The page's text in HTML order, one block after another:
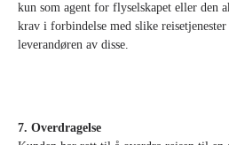
kun som agent for flyselskapet eller den
krav i forbindelse med slike
leverandøren av disse.
7. Overdragelse